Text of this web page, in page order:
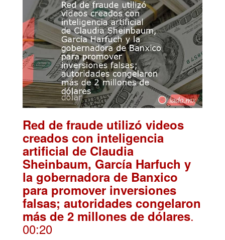
Red de fraude utilizó videos
creados con inteligencia
artificial de Claudia
Sheinbaum, García Harfuch y
la gobernadora de Banxico
para promover inversiones
falsas; autoridades congelaron
más de 2 millones de dólares.
00:20